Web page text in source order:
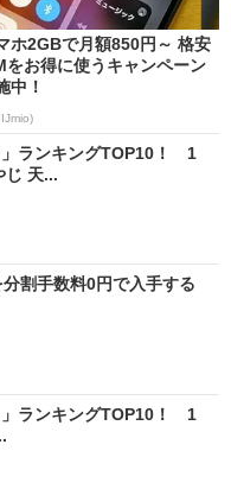
ホ2GBで月額850円～ 格安
をお得に使うキャンペーン
中！
」ランキングTOP10！ 1
じ 天...
割手数料0円で入手する
」ランキングTOP10！ 1